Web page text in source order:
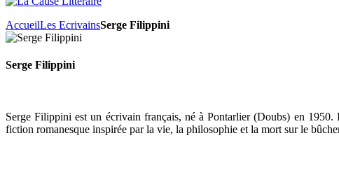
AccueilLes EcrivainsSerge Filippini
Serge Filippini
Serge Filippini est un écrivain français, né à Pontarlier (Doubs) en
fiction romanesque inspirée par la vie, la philosophie et la mort sur le